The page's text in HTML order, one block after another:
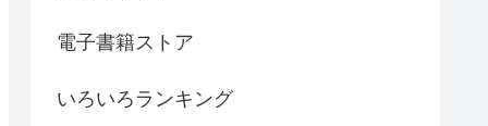
電子書籍ストア
いろいろランキング